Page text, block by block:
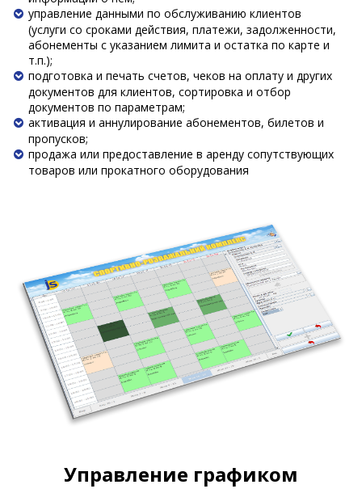
управление данными по обслуживанию клиентов
(услуги со сроками действия, платежи, задолженности,
абонементы с указанием лимита и остатка по карте и
т.п.);
подготовка и печать счетов, чеков на оплату и других
документов для клиентов, сортировка и отбор
документов по параметрам;
активация и аннулирование абонементов, билетов и
пропусков;
продажа или предоставление в аренду сопутствующих
товаров или прокатного оборудования
Управление графиком